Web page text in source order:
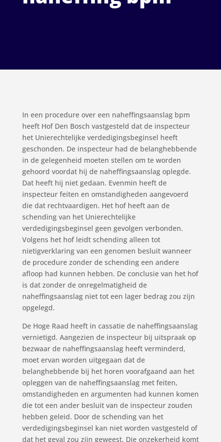
In een procedure over een naheffingsaanslag bpm
heeft Hof Den Bosch vastgesteld dat de inspecteur
het Unierechtelijke verdedigingsbeginsel heeft
geschonden. De inspecteur had de belanghebbende
in de gelegenheid moeten stellen om te worden
gehoord voordat hij de naheffingsaanslag oplegde.
Dat heeft hij niet gedaan. Evenmin heeft de
inspecteur feiten en omstandigheden aangevoerd
die dat rechtvaardigen. Het hof heeft aan de
schending van het Unierechtelijke
verdedigingsbeginsel geen gevolgen verbonden.
Volgens het hof leidt schending alleen tot
nietigverklaring van een genomen besluit wanneer
de procedure zonder de schending een andere
afloop had kunnen hebben. De conclusie van het hof
is dat zonder de onregelmatigheid de
naheffingsaanslag niet tot een lager bedrag zou zijn
opgelegd.
De Hoge Raad heeft in cassatie de naheffingsaanslag
vernietigd. Aangezien de inspecteur bij uitspraak op
bezwaar de naheffingsaanslag heeft verminderd,
moet ervan worden uitgegaan dat de
belanghebbende bij het horen voorafgaand aan het
opleggen van de naheffingsaanslag met feiten,
omstandigheden en argumenten had kunnen komen
die tot een ander besluit van de inspecteur zouden
hebben geleid. Door de schending van het
verdedigingsbeginsel kan niet worden vastgesteld of
dat het geval zou zijn geweest. Die onzekerheid komt